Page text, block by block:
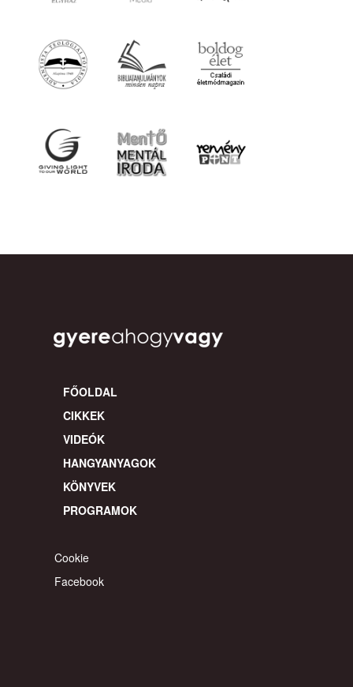
FŐOLDAL
CIKKEK
VIDEÓK
HANGYANYAGOK
KÖNYVEK
PROGRAMOK
Cookie
Facebook